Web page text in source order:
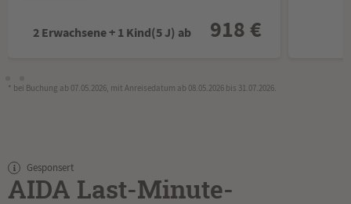
2 Erwachsene + 1 Kind(5 J) ab 918 €
* bei Buchung ab 07.05.2026, mit Anreisedatum ab 08.05.2026 bis 31.07.2026.
Gesponsert
AIDA Last-Minute-